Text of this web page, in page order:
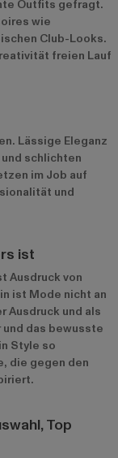
Outfits gefragt.
wie
Club-Looks.
freien Lauf
Lässige Eleganz
schlichten
im Job auf
und
ist
Ausdruck von
ist Mode nicht an
Ausdruck und als
das bewusste
Style so
die gegen den
Top